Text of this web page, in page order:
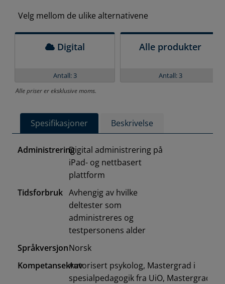
Velg mellom de ulike alternativene
Digital
Antall: 3
Alle produkter
Antall: 3
Alle priser er eksklusive moms.
Spesifikasjoner Beskrivelse
AdministreringDigital administrering på
iPad- og nettbasert
plattform
Tidsforbruk Avhengig av hvilke
deltester som
administreres og
testpersonens alder
SpråkversjonNorsk
KompetansekravAutorisert psykolog, Mastergrad i
spesialpedagogik fra UiO, Mastergrad i